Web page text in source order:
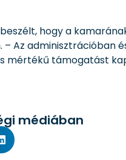
hogy a
Az adminisztrációban
mértékű támogatást
médiában